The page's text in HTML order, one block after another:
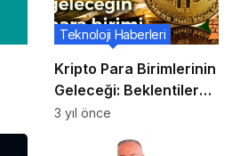
Kripto Para Birimlerinin
Geleceği: Beklentiler
ve Öngörüler
Teknoloji Haberleri
3 yıl önce